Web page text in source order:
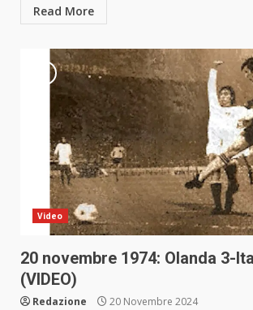
Read More
Video
20 novembre 1974: Olanda 3-
(VIDEO)
Redazione 20 Novembre 2024